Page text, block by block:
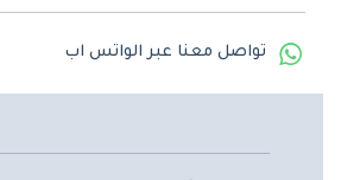
تواصل معنا عبر الواتس اب